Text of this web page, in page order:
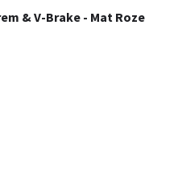
& V-Brake - Mat Roze